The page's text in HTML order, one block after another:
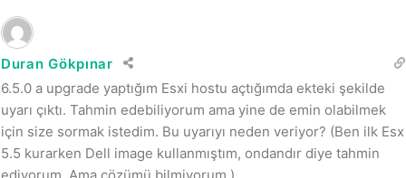
Duran Gökpınar
6.5.0 a upgrade yaptığım Esxi hostu açtığımda ekteki şekilde
uyarı çıktı. Tahmin edebiliyorum ama yine de emin olabilmek
için size sormak istedim. Bu uyarıyı neden veriyor? (Ben ilk Esx
5.5 kurarken Dell image kullanmıştım, ondandır diye tahmin